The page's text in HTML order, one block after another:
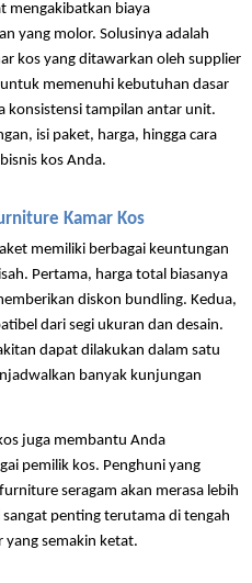
mengakibatkan biaya
yang molor. Solusinya adalah
kos yang ditawarkan oleh supplier
memenuhi kebutuhan dasar
konsistensi tampilan antar unit.
isi paket, harga, hingga cara
kos Anda.
Kamar Kos
memiliki berbagai keuntungan
Pertama, harga total biasanya
diskon bundling. Kedua,
dari segi ukuran dan desain.
dapat dilakukan dalam satu
banyak kunjungan
juga membantu Anda
pemilik kos. Penghuni yang
seragam akan merasa lebih
penting terutama di tengah
yang semakin ketat.